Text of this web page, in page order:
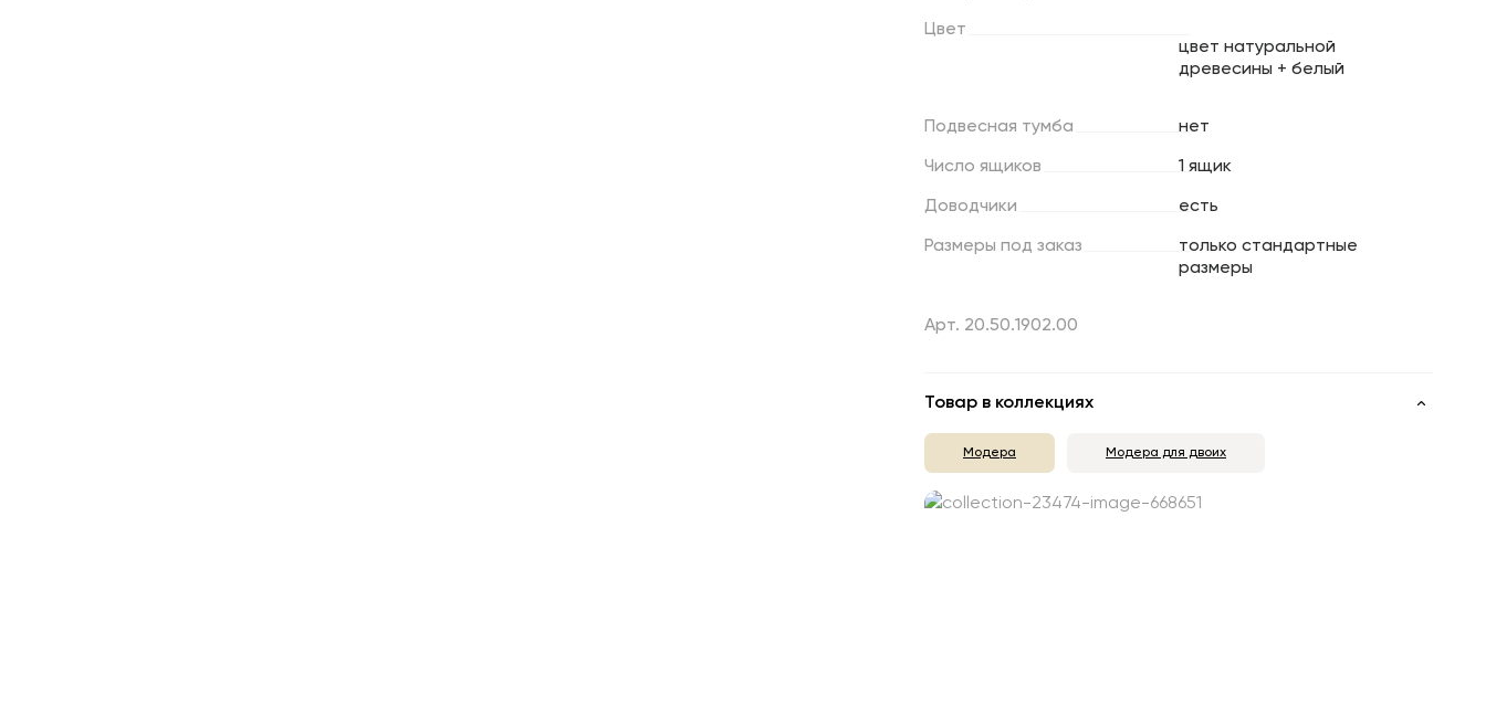
Цвет
цвет натуральной
древесины + белый
Подвесная тумба нет
Число ящиков 1 ящик
Доводчики есть
Размеры под заказ
только стандартные
размеры
Арт. 20.50.1902.00
Товар в коллекциях
Модера Модера для двоих